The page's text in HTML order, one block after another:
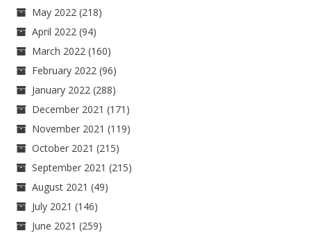
May 2022 (218)
April 2022 (94)
March 2022 (160)
February 2022 (96)
January 2022 (288)
December 2021 (171)
November 2021 (119)
October 2021 (215)
September 2021 (215)
August 2021 (49)
July 2021 (146)
June 2021 (259)